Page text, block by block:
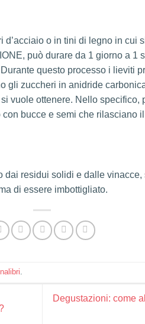
d’acciaio o in tini di legno in cui
può durare da 1 giorno a 1
questo processo i lieviti
gli zuccheri in anidride
vuole ottenere. Nello specifico,
bucce e semi che rilasciano
dai residui solidi e dalle
di essere imbottigliato.
.
Degustazioni: come